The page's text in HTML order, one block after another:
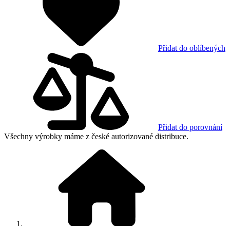
Přidat do oblíbených
Přidat do porovnání
Všechny výrobky máme z české autorizované distribuce.